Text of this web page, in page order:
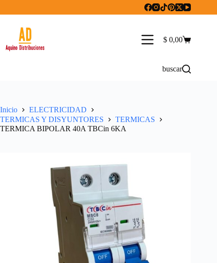
Carro
$ 0,00
buscar
Inicio
ELECTRICIDAD
TERMICAS Y DISYUNTORES
TERMICAS
TERMICA BIPOLAR 40A TBCin 6KA